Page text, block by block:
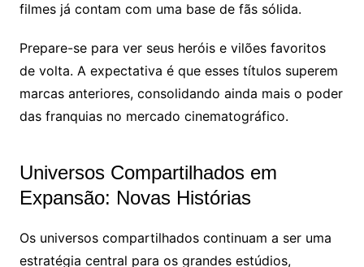
filmes já contam com uma base de fãs sólida.
Prepare-se para ver seus heróis e vilões favoritos
de volta. A expectativa é que esses títulos superem
marcas anteriores, consolidando ainda mais o poder
das franquias no mercado cinematográfico.
Universos Compartilhados em
Expansão: Novas Histórias
Os universos compartilhados continuam a ser uma
estratégia central para os grandes estúdios,